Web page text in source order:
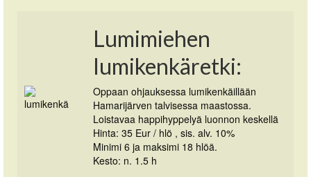
Lumimiehen
lumikenkäretki:
Oppaan ohjauksessa lumikenkäillään
Hamarijärven talvisessa maastossa.
Loistavaa happihyppelyä luonnon keskellä
Hinta: 35 Eur / hlö , sis. alv. 10%
Minimi 6 ja maksimi 18 hlöä.
Kesto: n. 1.5 h